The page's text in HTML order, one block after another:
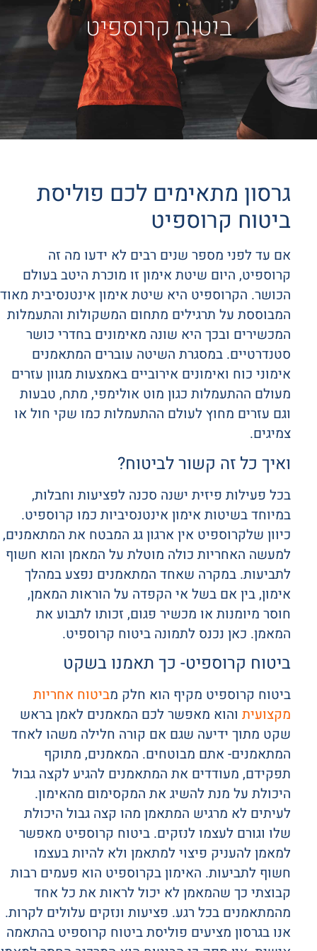
ביטוח קרוספיט
גרסון מתאימים לכם פוליסת
ביטוח קרוספיט
אם עד לפני מספר שנים רבים לא ידעו מה זה
קרוספיט, היום שיטת אימון זו מוכרת היטב בעולם
הכושר. הקרוספיט היא שיטת אימון אינטנסיבית מאוד
המבוססת על תרגילים מתחום המשקולות והתעמלות
המכשירים ובכך היא שונה מאימונים בחדרי כושר
סטנדרטיים. במסגרת השיטה עוברים המתאמנים
אימוני כוח ואימונים אירוביים באמצעות מגוון עזרים
מעולם ההתעמלות כגון מוט אולימפי, מתח, טבעות
וגם עזרים מחוץ לעולם ההתעמלות כמו שקי חול או
צמיגים.
ואיך כל זה קשור לביטוח?
בכל פעילות פיזית ישנה סכנה לפציעות וחבלות,
במיוחד בשיטות אימון אינטנסיביות כמו קרוספיט.
כיוון שלקרוספיט אין ארגון גג המבטח את המתאמנים,
למעשה האחריות כולה מוטלת על המאמן והוא חשוף
לתביעות. במקרה שאחד המתאמנים נפצע במהלך
אימון, בין אם בשל אי הקפדה על הוראות המאמן,
חוסר מיומנות או מכשיר פגום, זכותו לתבוע את
המאמן. כאן נכנס לתמונה ביטוח קרוספיט.
ביטוח קרוספיט- כך תאמנו בשקט
ביטוח קרוספיט מקיף הוא חלק מביטוח אחריות
מקצועית והוא מאפשר לכם המאמנים לאמן בראש
שקט מתוך ידיעה שגם אם קורה חלילה משהו לאחד
המתאמנים- אתם מבוטחים. המאמנים, מתוקף
תפקידם, מעודדים את המתאמנים להגיע לקצה גבול
היכולת על מנת להשיג את המקסימום מהאימון.
לעיתים לא מרגיש המתאמן מהו קצה גבול היכולת
שלו וגורם לעצמו לנזקים. ביטוח קרוספיט מאפשר
למאמן להעניק פיצוי למתאמן ולא להיות בעצמו
חשוף לתביעות. האימון בקרוספיט הוא פעמים רבות
קבוצתי כך שהמאמן לא יכול לראות את כל אחד
מהמתאמנים בכל רגע. פציעות ונזקים עלולים לקרות.
אנו בגרסון מציעים פוליסת ביטוח קרוספיט בהתאמה